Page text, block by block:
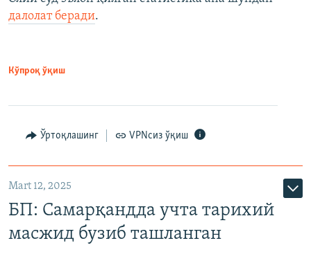
далолат беради.
Кўпроқ ўқиш
Ўртоқлашинг VPNсиз ўқиш
Mart 12, 2025
БП: Самарқандда учта тарихий
масжид бузиб ташланган